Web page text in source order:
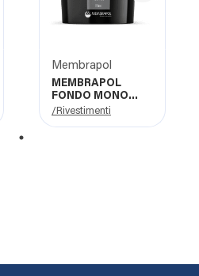
Membrapol
MEMBRAPOL
FONDO MONO
FINE
/Rivestimenti
1